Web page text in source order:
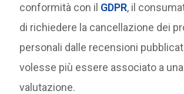
conformità con il GDPR, il
di richiedere la cancellazione dei
personali dalle recensioni
volesse più essere associato a
valutazione.